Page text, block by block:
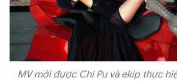
MV mới được Chi Pu và ekip thực